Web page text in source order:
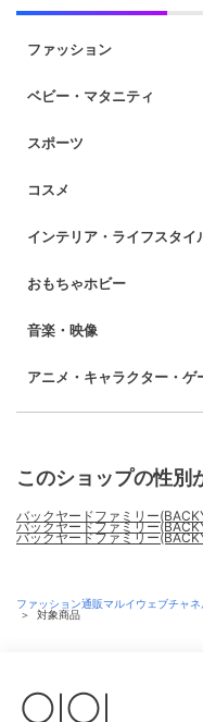
ファッション
ベビー・マタニティ
スポーツ
コスメ
インテリア・ライフスタイ
おもちゃホビー
音楽・映像
アニメ・キャラクター・ゲ
このショップの性別
バックヤードファミリー
バックヤードファミリー
バックヤードファミリー
ファッション通販マルイウェブチャネ
＞
対象商品